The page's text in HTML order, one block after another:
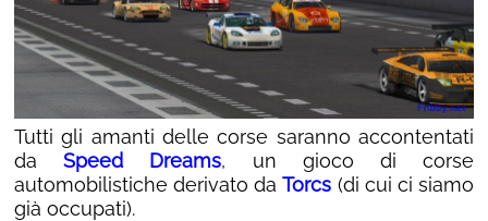
Tutti gli amanti delle corse saranno accontentati
daSpeed Dreams, un gioco di corse
automobilistiche derivato daTorcs (di cui ci siamo
già occupati).